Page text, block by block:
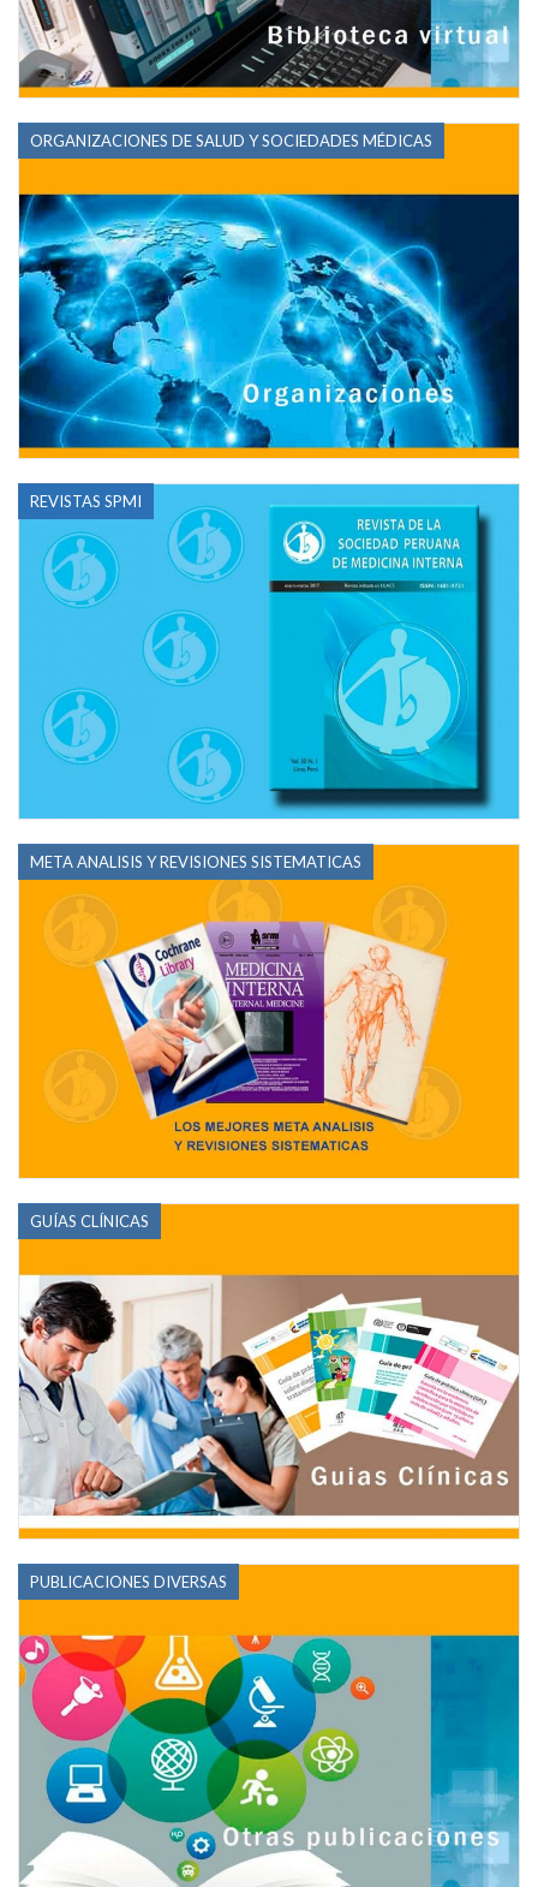
ORGANIZACIONES DE SALUD Y SOCIEDADES MÉDICAS
REVISTAS SPMI
META ANALISIS Y REVISIONES SISTEMATICAS
GUÍAS CLÍNICAS
PUBLICACIONES DIVERSAS